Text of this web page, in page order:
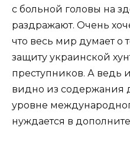
с больной головы на
раздражают. Очень
что весь мир думает о
защиту украинской
преступников. А ведь
видно из содержания
уровне
нуждается в